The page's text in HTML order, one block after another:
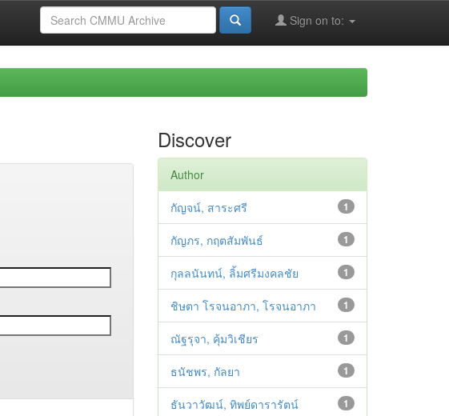
Sign on to:
Discover
Author
1
กัญจน์, สาระศรี
1
กัญภร, กฤตสัมพันธ์
1
กุลลนันทน์, ลิ้มศรีมงคลชัย
1
ชิษตา โรจนอาภา, โรจนอาภา
1
ณัฐรุจา, คุ้มวิเชียร
1
ธนัชพร, กัลยา
1
ธันวาวัฒน์, ทิพย์ดารารัตน์